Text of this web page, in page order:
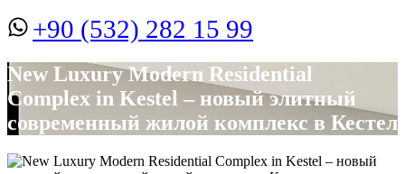
+90 (532) 282 15 99
New Luxury Modern Residential
Complex in Kestel – новый элитный
современный жилой комплекс в Кестел